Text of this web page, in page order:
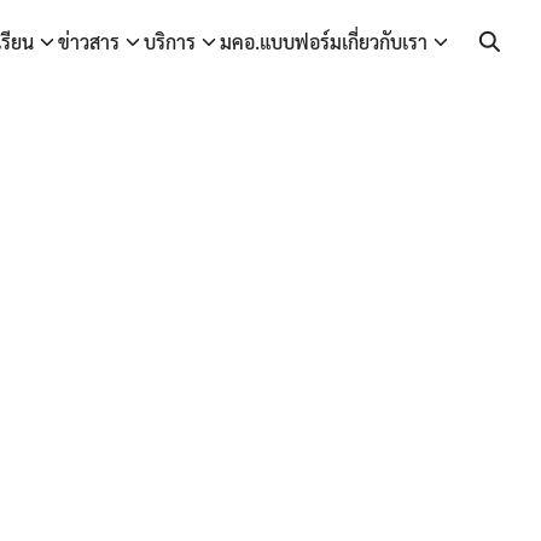
ยน ข่าวสาร บริการ มคอ.แบบฟอร์มเกี่ยวกับเรา